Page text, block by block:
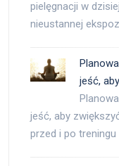
pielęgnacji w
nieustannej
jeść,
jeść, aby
przed i po